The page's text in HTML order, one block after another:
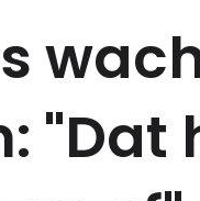
"Dat